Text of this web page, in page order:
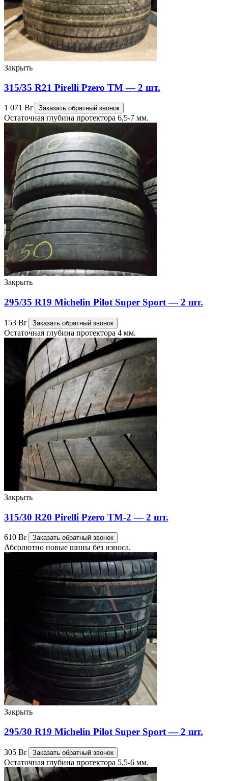
Закрыть
315/35 R21 Pirelli Pzero TM — 2 шт.
1 071 Br Заказать обратный звонок
Остаточная глубина протектора 6,5-7 мм.
Закрыть
295/35 R19 Michelin Pilot Super Sport — 2 шт.
153 Br Заказать обратный звонок
Остаточная глубина протектора 4 мм.
Закрыть
315/30 R20 Pirelli Pzero TM-2 — 2 шт.
610 Br Заказать обратный звонок
Абсолютно новые шины без износа.
Закрыть
295/30 R19 Michelin Pilot Super Sport — 2 шт.
305 Br Заказать обратный звонок
Остаточная глубина протектора 5,5-6 мм.